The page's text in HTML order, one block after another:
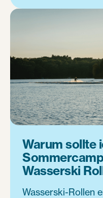
Warum sollte
Wasserski
Wasserski-Rollen